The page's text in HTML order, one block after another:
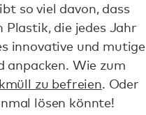
so viel davon, dass
die jedes Jahr
innovative und mutige
anpacken. Wie zum
zu befreien. Oder
lösen könnte!